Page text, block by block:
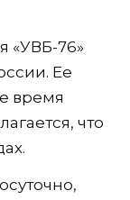
«УВБ-76»
Ее
время
что